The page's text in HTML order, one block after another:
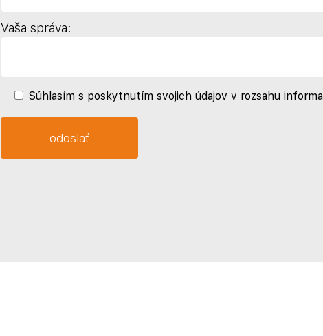
Vaša správa:
Súhlasím s poskytnutím svojich údajov v rozsahu